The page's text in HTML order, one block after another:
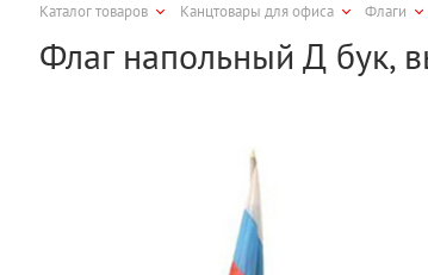
Каталог товаров Канцтовары для офиса Флаги
Флаг напольный Д бук,